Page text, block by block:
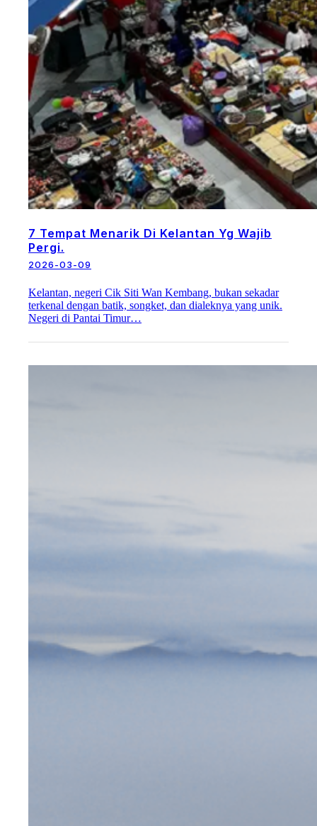
7 Tempat Menarik Di Kelantan Yg Wajib
Pergi.
2026-03-09
Kelantan, negeri Cik Siti Wan Kembang, bukan sekadar
terkenal dengan batik, songket, dan dialeknya yang unik.
Negeri di Pantai Timur…